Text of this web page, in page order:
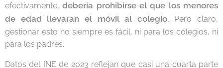
efectivamente,debería prohibirse el que los menores
de edad llevaran el móvil al colegio. Pero claro,
gestionar esto no siempre es fácil, ni para los colegios, ni
para los padres.
Datos del INE de 2023 reflejan que casi una cuarta parte